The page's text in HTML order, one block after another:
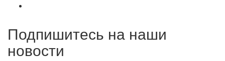
Подпишитесь на наши
новости